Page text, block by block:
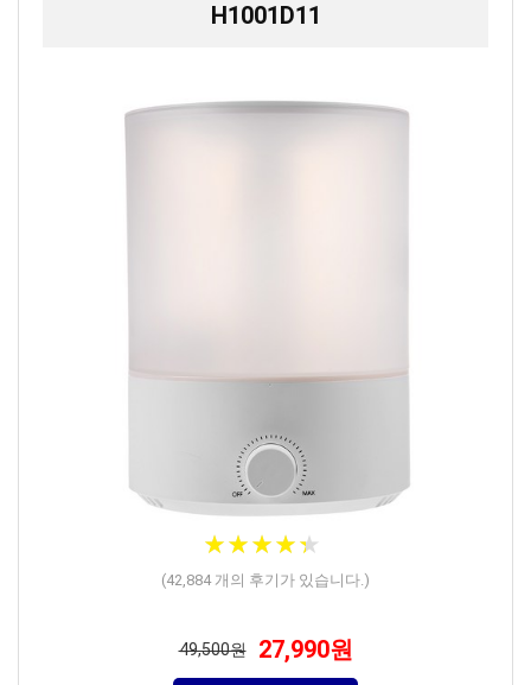
H1001D11
★★★★★
★★★★★
(42,884개의 후기가 있습니다.)
49,500원 27,990원